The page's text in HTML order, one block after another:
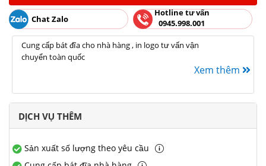
Chat Zalo
Hotline tư vấn
0945.998.001
Cung cấp bát đĩa cho nhà hàng , in logo tư vấn vận
chuyển toàn quốc
Xem thêm
DỊCH VỤ THÊM
Sản xuất số lượng theo yêu cầu